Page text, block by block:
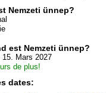
Nemzeti ünnep?
est Nemzeti ünnep?
15. Mars 2027
de plus!
dates: